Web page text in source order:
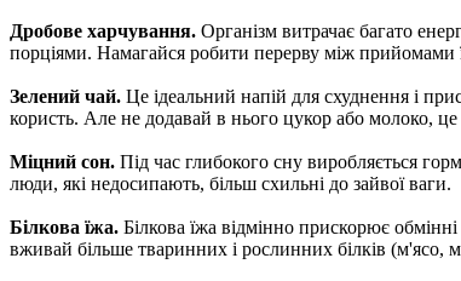
Дробове харчування. Організм витрачає багато
порціями. Намагайся робити перерву між прийомами
Зелений чай. Це ідеальний напій для схуднення і
користь. Але не додавай в нього цукор або молоко, це
Міцний сон. Під час глибокого сну виробляється
люди, які недосипають, більш схильні до зайвої ваги.
Білкова їжа. Білкова їжа відмінно прискорює
вживай більше тваринних і рослинних білків (м'ясо,